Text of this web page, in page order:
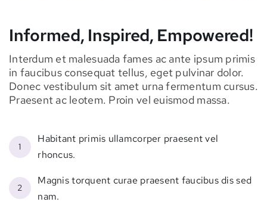
Informed, Inspired, Empowered!
Interdum et malesuada fames ac ante ipsum primis
in faucibus consequat tellus, eget pulvinar dolor.
Donec vestibulum sit amet urna fermentum cursus.
Praesent ac leotem. Proin vel euismod massa.
1
Habitant primis ullamcorper praesent vel
rhoncus.
2
Magnis torquent curae praesent faucibus dis sed
nam.